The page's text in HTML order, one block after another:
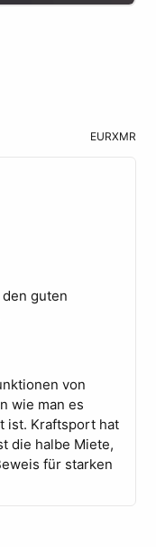
EURXMR
guten
von
wie man es
ist. Kraftsport hat
die halbe Miete,
für starken